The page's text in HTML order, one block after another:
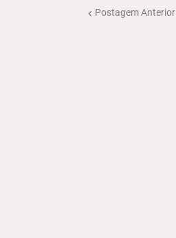
Postagem Anterior